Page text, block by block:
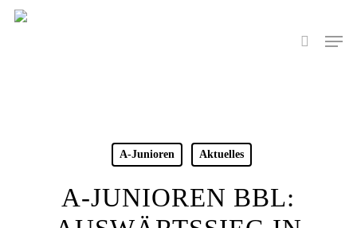
Skip
search
Menu
A-Junioren Aktuelles
A-JUNIOREN BBL: